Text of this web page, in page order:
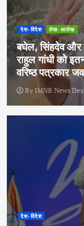
देश-विदेश लेख-आलेख
बघेल, सिंहदेव और
राहुल गांधी को
वरिष्ठ पत्रकार
ByIMNB News
देश-विदेश